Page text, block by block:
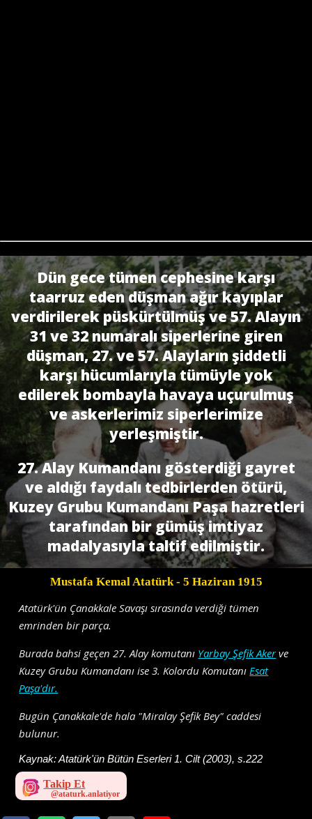
Dün gece tümen cephesine karşı
taarruz eden düşman ağır kayıplar
verdirilerek püskürtülmüş ve 57. Alayın
31 ve 32 numaralı siperlerine giren
düşman, 27. ve 57. Alayların şiddetli
karşı hücumlarıyla tümüyle yok
edilerek bombayla havaya uçurulmuş
ve askerlerimiz siperlerimize
yerleşmiştir.
27. Alay Kumandanı gösterdiği gayret
ve aldığı faydalı tedbirlerden ötürü,
Kuzey Grubu Kumandanı Paşa hazretleri
tarafından bir gümüş imtiyaz
madalyasıyla taltif edilmiştir.
Mustafa Kemal Atatürk- 5 Haziran 1915
Atatürk'ün Çanakkale Savaşı sırasında verdiği tümen
emrinden bir parça.
Burada bahsi geçen 27. Alay komutanı Yarbay Şefik Akerve
Kuzey Grubu Kumandanı ise 3. Kolordu Komutanı Esat
Paşa'dır.
Bugün Çanakkale'de hala "Miralay Şefik Bey" caddesi
bulunur.
Kaynak:Atatürk'ün Bütün Eserleri 1. Cilt (2003), s.222
Takip Et